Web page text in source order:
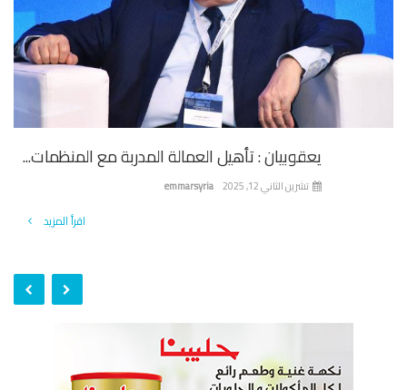
يعقوبيان : تأهيل العمالة المدربة مع المنظمات...
emmarsyria تشرين الثاني 12, 2025
اقرأ المزيد